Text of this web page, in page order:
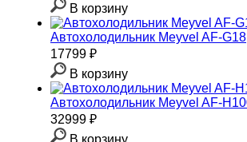
В корзину
Автохолодильник Meyvel AF-G18
17799 ₽
В корзину
Автохолодильник Meyvel AF-
32999 ₽
В корзину